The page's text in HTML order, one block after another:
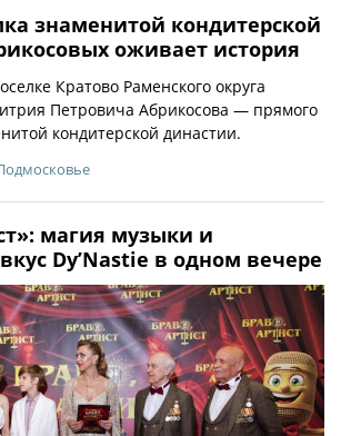
знаменитой кондитерской
оживает история
Кратово Раменского округа
Петровича Абрикосова — прямого
кондитерской династии.
магия музыки и
Dy’Nastie в одном вечере